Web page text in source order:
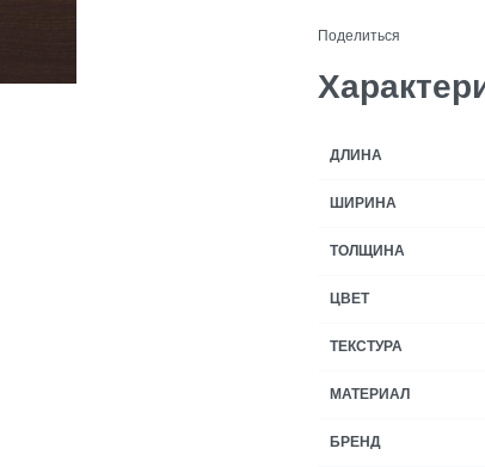
Поделиться
ДЛИНА
ШИРИНА
ТОЛЩИНА
ЦВЕТ
ТЕКСТУРА
МАТЕРИАЛ
БРЕНД